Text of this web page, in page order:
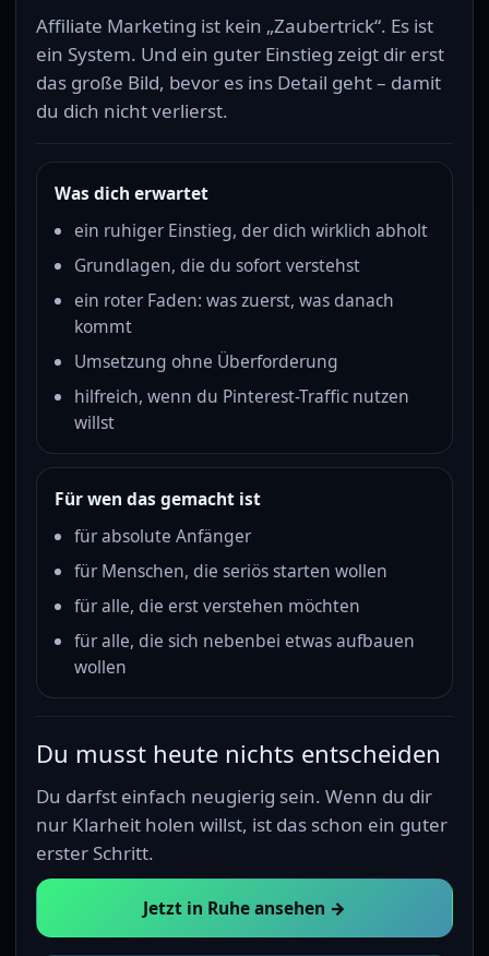
Affiliate Marketing ist kein „Zaubertrick“. Es ist
ein System. Und ein guter Einstieg zeigt dir erst
das große Bild, bevor es ins Detail geht – damit
du dich nicht verlierst.
Was dich erwartet
ein ruhiger Einstieg, der dich wirklich abholt
Grundlagen, die du sofort verstehst
ein roter Faden: was zuerst, was danach
kommt
Umsetzung ohne Überforderung
hilfreich, wenn du Pinterest-Traffic nutzen
willst
Für wen das gemacht ist
für absolute Anfänger
für Menschen, die seriös starten wollen
für alle, die erst verstehen möchten
für alle, die sich nebenbei etwas aufbauen
wollen
Du musst heute nichts entscheiden
Du darfst einfach neugierig sein. Wenn du dir
nur Klarheit holen willst, ist das schon ein guter
erster Schritt.
Jetzt in Ruhe ansehen →